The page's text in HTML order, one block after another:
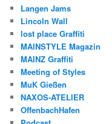
Langen Jams
Lincoln Wall
lost place Graffiti
MAINSTYLE Magazin
MAINZ Graffiti
Meeting of Styles
MuK Gießen
NAXOS-ATELIER
OffenbachHafen